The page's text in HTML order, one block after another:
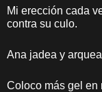
Mi erección cada
contra su culo.
Ana jadea y
Coloco más gel en